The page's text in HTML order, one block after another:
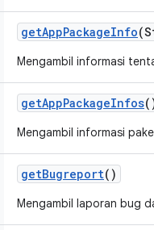
getAppPackageInfo
Mengambil informasi
getAppPackageInfos
Mengambil informasi
getBugreport()
Mengambil laporan bug